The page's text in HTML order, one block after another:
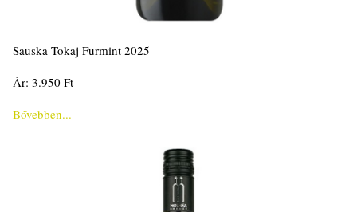
Sauska Tokaj Furmint 2025
Ár: 3.950 Ft
Bővebben...